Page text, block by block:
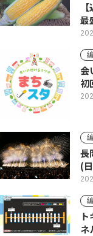
最
い
会
初
長
(
ト
ネ